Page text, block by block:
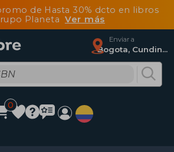
de Hasta 30% dcto en libros
Planeta Ver más
Enviar a
Bogota, Cundinamarca
0